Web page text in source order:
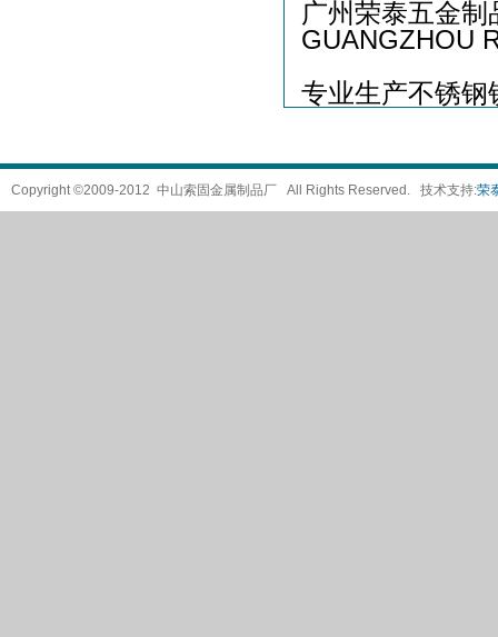
广州荣泰五金制
GUANGZHOU
专业生产不锈钢
Copyright ©2009-2012 中山索固金属制品厂 All Rights Reserved. 技术支持:荣